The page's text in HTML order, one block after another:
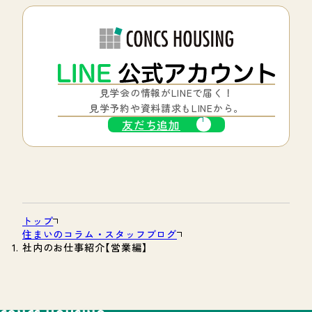
見学会の情報がLINEで届く！
見学予約や資料請求もLINEから。
友だち追加
トップ
住まいのコラム・スタッフブログ
社内のお仕事紹介【営業編】